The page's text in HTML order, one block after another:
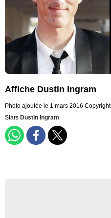
Affiche Dustin Ingram
Photo ajoutée le 1 mars 2016
Stars Dustin Ingram